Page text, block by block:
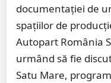
documentaţiei de
spaţiilor de
Autopart România
urmând să fie
Satu Mare,